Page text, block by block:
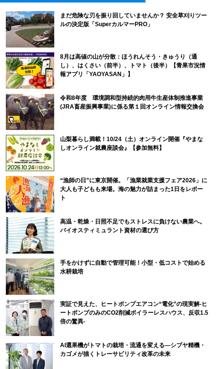
まだ危険な刃を振り回していませんか？ 安全草刈りツー
ルの決定版「SuperカルマーPRO」
8月は高値の山が分散：ほうれんそう・きゅうり（通
し）、はくさい（前半）、トマト（後半）【青果市況情
報アプリ「YAOYASAN」】
令和8年度 環境調和型持続的肉用牛生産体制推進事業
(JRA畜産振興事業)に係る第１回オンライン情報交換会
山梨暮らし満載！10/24（土）オンライン開催『やまな
しオンライン就農座談会』【参加無料】
“漁師の日”に東京開催。「漁業就業支援フェア2026」に
大人も子どもも来場。海の魅力が詰まった1日をレポー
ト
高温・乾燥・日照不足でもストレスに負けない農業へ。
バイオスティミュラント資材の選び方
手をかけずに自動で管理可能！小型・低コストで始める
水耕栽培
実証で見えた、ヒートポンプエアコン“電化”の現実解-ヒ
ートポンプのみのCO2削減ボイラーレスハウス、反収1.5
倍の驚異-
AI選果機がトマトの栽培・流通を変える―シブヤ精機・
カゴメが描くトレーサビリティ改革の未来